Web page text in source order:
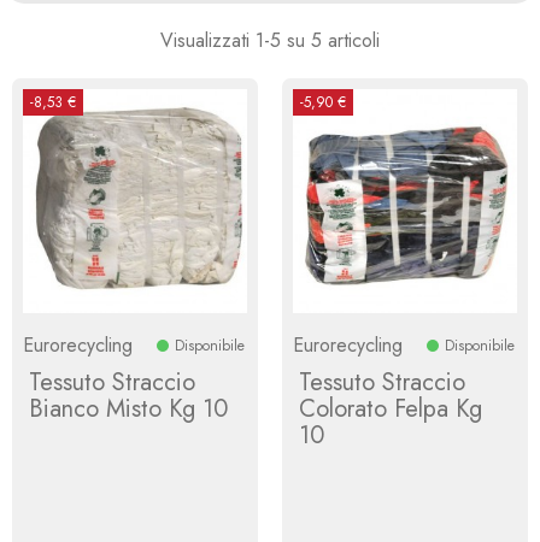
Visualizzati 1-5 su 5 articoli
-8,53 €
Eurorecycling Disponibile
Tessuto Straccio
Bianco Misto Kg 10
-5,90 €
Eurorecycling Disponibile
Tessuto Straccio
Colorato Felpa Kg
10